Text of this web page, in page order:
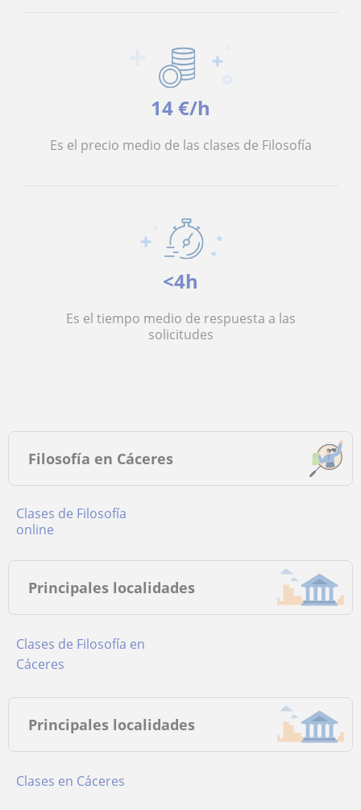
14 €/h
Es el precio medio de las clases de Filosofía
<4h
Es el tiempo medio de respuesta a las
solicitudes
Filosofía en Cáceres
Clases de Filosofía
online
Principales localidades
Clases de Filosofía en
Cáceres
Principales localidades
Clases en Cáceres